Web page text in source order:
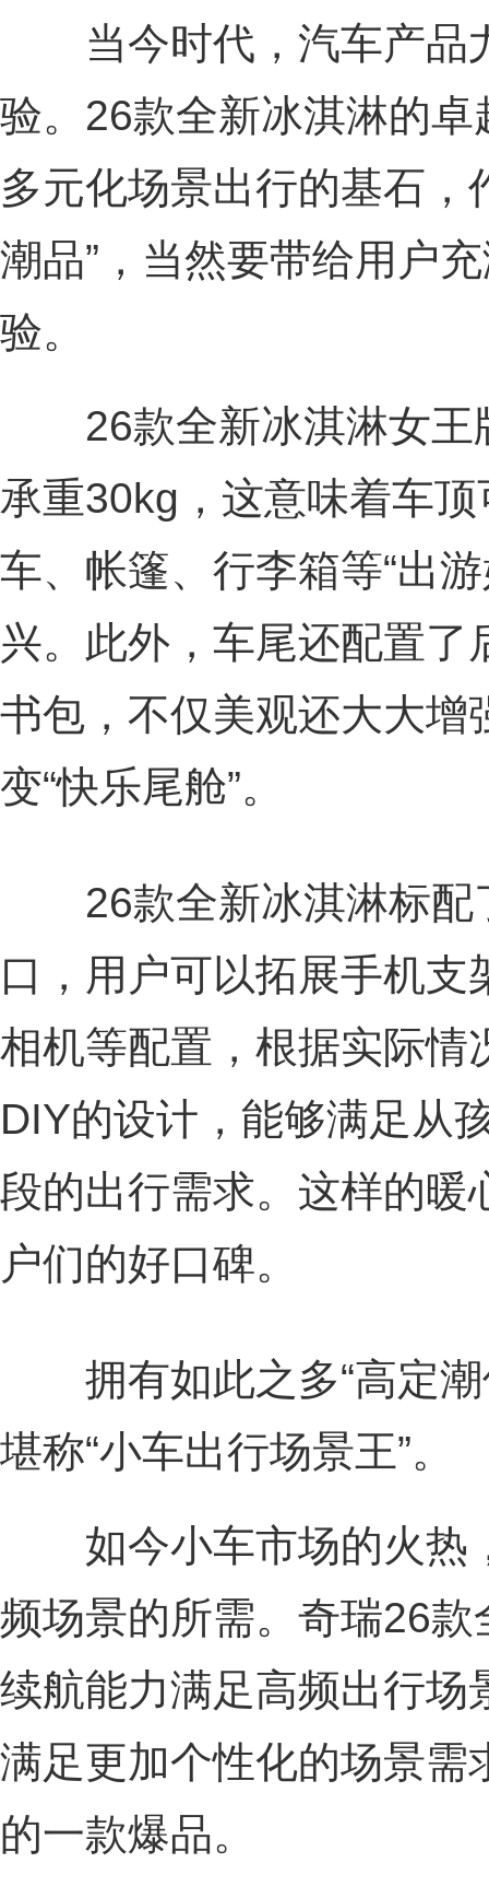
当今时代，汽车产品
验。26款全新冰淇淋的
多元化场景出行的基石，
潮品”，当然要带给用户
验。
26款全新冰淇淋女王
承重30kg，这意味着车
车、帐篷、行李箱等“出
兴。此外，车尾还配置
书包，不仅美观还大大增
变“快乐尾舱”。
26款全新冰淇淋标配
口，用户可以拓展手机
相机等配置，根据实际情
DIY的设计，能够满足从
段的出行需求。这样的暖
户们的好口碑。
拥有如此之多“高定潮
堪称“小车出行场景王”。
如今小车市场的火热
频场景的所需。奇瑞26
续航能力满足高频出行场
满足更加个性化的场景需
的一款爆品。